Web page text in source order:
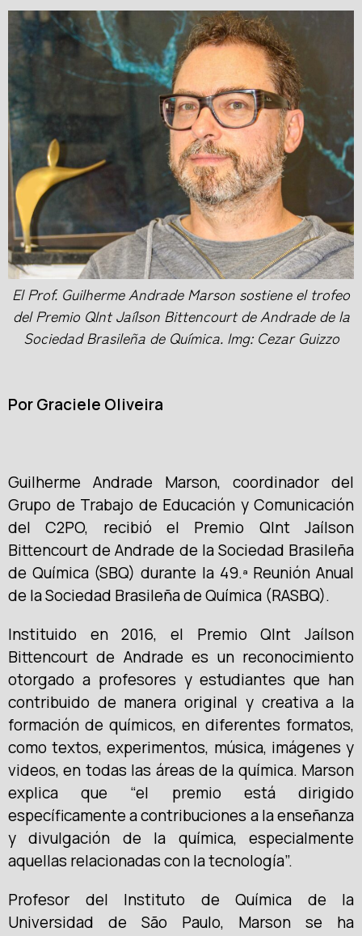
El Prof. Guilherme Andrade Marson sostiene el trofeo
del Premio QInt Jaílson Bittencourt de Andrade de la
Sociedad Brasileña de Química. Img: Cezar Guizzo
Por Graciele Oliveira
Guilherme Andrade Marson, coordinador del
Grupo de Trabajo de Educación y Comunicación
del C2PO, recibió el Premio QInt Jaílson
Bittencourt de Andrade de la Sociedad Brasileña
de Química (SBQ) durante la 49.ª Reunión Anual
de la Sociedad Brasileña de Química (RASBQ).
Instituido en 2016, el Premio QInt Jaílson
Bittencourt de Andrade es un reconocimiento
otorgado a profesores y estudiantes que han
contribuido de manera original y creativa a la
formación de químicos, en diferentes formatos,
como textos, experimentos, música, imágenes y
videos, en todas las áreas de la química. Marson
explica que “el premio está dirigido
específicamente a contribuciones a la enseñanza
y divulgación de la química, especialmente
aquellas relacionadas con la tecnología”.
Profesor del Instituto de Química de la
Universidad de São Paulo, Marson se ha